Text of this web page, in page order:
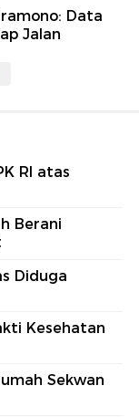
Data
Jalan
RI atas
Berani
Diduga
Kesehatan
Sekwan